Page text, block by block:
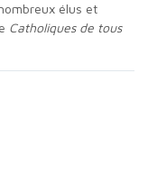
élus et
Catholiques de tous